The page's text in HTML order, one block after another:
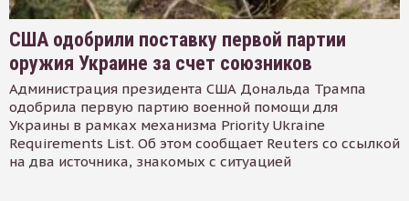
США одобрили поставку первой партии
оружия Украине за счет союзников
Администрация президента США Дональда Трампа
одобрила первую партию военной помощи для
Украины в рамках механизма Priority Ukraine
Requirements List. Об этом сообщает Reuters со ссылкой
на два источника, знакомых с ситуацией